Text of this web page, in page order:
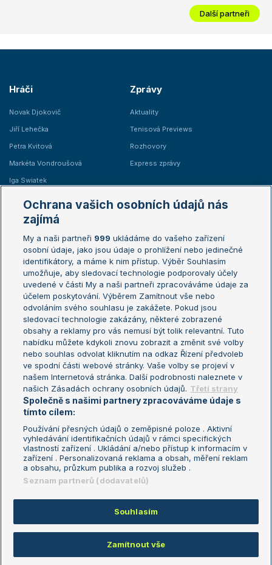
Další partneři
Hráči
Novak Djokovič
Jiří Lehečka
Petra Kvitová
Markéta Vondroušová
Iga Swiatek
Zprávy
Aktuality
Tenisová Previews
Rozhovory
Express zprávy
Žebříčky
Žebříček ATP (muži)
Žebříček WTA (ženy)
Sázkařský žebříček
Australian Open
French Open
Wimbledon
US Open
Turnaj mistrů
Turnaj mistryň
Aktualní trendy
Fotbalové přestupy
Livesport Daily
LS Prague Open
Podmínky užití
Nastavení soukromí
GDPR a žurnalistika
Reklama
Kontakt
Informace o zpracování osobních
údajů
Copyright © 2008-2026 TenisPortal.cz. Využíváme zpravodajství ČTK.
Ochrana vašich osobních údajů nás
zajímá
My a naši partneři 999 ukládáme do vašeho zařízení
osobní údaje, jako jsou údaje o prohlížení nebo jedinečné
identifikátory, a máme k nim přístup. Výběr Souhlasím
umožňuje, aby sledovací technologie podporovaly účely
uvedené v části My a naši partneři zpracováváme údaje za
účelem poskytování. Výběrem Zamítnout vše nebo
odvoláním svého souhlasu je zakážete. Pokud jsou
sledovací technologie zakázány, některé zobrazené
obsahy a reklamy pro vás nemusí být tolik relevantní. Tuto
nabídku můžete kdykoli znovu zobrazit a změnit své volby
nebo souhlas odvolat kliknutím na odkaz Řízení předvoleb
ve spodní části webové stránky. Vaše volby se projeví v
našem Internetová stránka. Další podrobnosti naleznete v
našich Zásadách ochrany osobních údajů. Třetí strany
Společně s našimi partnery zpracováváme údaje s
tímto cílem:
Používání přesných údajů o zeměpisné poloze . Aktivní
vyhledávání identifikačních údajů v rámci specifických
vlastností zařízení . Ukládání a/nebo přístup k informacím v
zařízení . Personalizovaná reklama a obsah, měření reklam
a obsahu, průzkum publika a rozvoj služeb .
Seznam partnerů (dodavatelů)
Souhlasím
Zamítnout vše